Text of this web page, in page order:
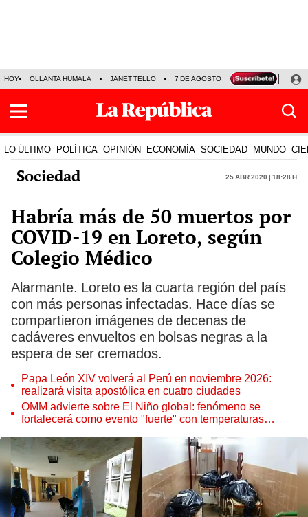
HOY OLLANTA HUMALA JANET TELLO 7 DE AGOSTO TINKA RESULTADOS
LO ÚLTIMO POLÍTICA OPINIÓN ECONOMÍA SOCIEDAD MUNDO
Sociedad 25 Abr 2020 | 18:28 h
Habría más de 50 muertos por
COVID-19 en Loreto, según
Colegio Médico
Alarmante. Loreto es la cuarta región del país
con más personas infectadas. Hace días se
compartieron imágenes de decenas de
cadáveres envueltos en bolsas negras a la
espera de ser cremados.
Papa León XIV volverá al Perú en noviembre 2026:
realizará visita apostólica en cuatro ciudades
OMM advierte sobre El Niño global: fenómeno se
fortalecerá como evento "fuerte" con temperaturas